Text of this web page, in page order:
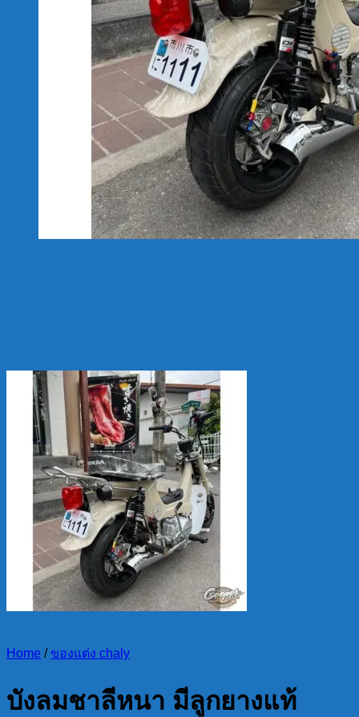
Home / ของแต่ง chaly
บังลมชาลีหนา มีลูกยางแท้